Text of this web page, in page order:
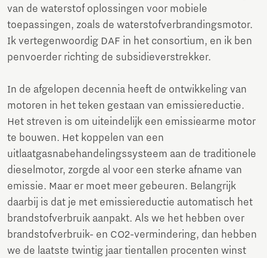
van de waterstof oplossingen voor mobiele
toepassingen, zoals de waterstofverbrandingsmotor.
Ik vertegenwoordig DAF in het consortium, en ik ben
penvoerder richting de subsidieverstrekker.
In de afgelopen decennia heeft de ontwikkeling van
motoren in het teken gestaan van emissiereductie.
Het streven is om uiteindelijk een emissiearme motor
te bouwen. Het koppelen van een
uitlaatgasnabehandelingssysteem aan de traditionele
dieselmotor, zorgde al voor een sterke afname van
emissie. Maar er moet meer gebeuren. Belangrijk
daarbij is dat je met emissiereductie automatisch het
brandstofverbruik aanpakt. Als we het hebben over
brandstofverbruik- en CO2-vermindering, dan hebben
we de laatste twintig jaar tientallen procenten winst